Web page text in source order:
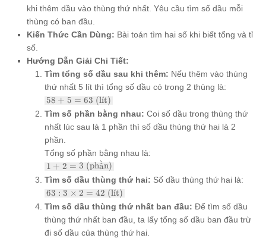
khi thêm dầu vào thùng thứ nhất. Yêu cầu tìm số dầu mỗi
thùng có ban đầu.
Kiến Thức Cần Dùng: Bài toán tìm hai số khi biết tổng và tỉ
số.
Hướng Dẫn Giải Chi Tiết:
Tìm tổng số dầu sau khi thêm: Nếu thêm vào thùng
thứ nhất 5 lít thì tổng số dầu có trong 2 thùng là:
58 +
5 =
63
\text{
(lít)}
58 + 5 = 63 (lı
ˊt)
Tìm số phần bằng nhau: Coi số dầu trong thùng thứ
nhất lúc sau là 1 phần thì số dầu thùng thứ hai là 2
phần.
Tổng số phần bằng nhau là:
1 + 2
= 3
\text{
(phần)}
1 + 2 = 3 (pha
ˆ
ˋn)
Tìm số dầu thùng thứ hai: Số dầu thùng thứ hai là:
63 : 3
\times
2 = 42
\text{
(lít)}
63 : 3 × 2 = 42 (lı
ˊt)
Tìm số dầu thùng thứ nhất ban đầu: Để tìm số dầu
thùng thứ nhất ban đầu, ta lấy tổng số dầu ban đầu trừ
đi số dầu của thùng thứ hai.